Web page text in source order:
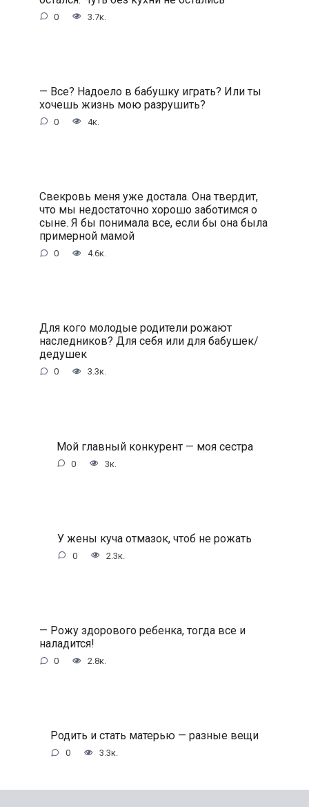
0 3.7к.
— Все? Надоело в бабушку играть? Или ты
хочешь жизнь мою разрушить?
0 4к.
Свекровь меня уже достала. Она твердит,
что мы недостаточно хорошо заботимся о
сыне. Я бы понимала все, если бы она была
примерной мамой
0 4.6к.
Для кого молодые родители рожают
наследников? Для себя или для бабушек/
дедушек
0 3.3к.
Мой главный конкурент — моя сестра
0 3к.
У жены куча отмазок, чтоб не рожать
0 2.3к.
— Рожу здорового ребенка, тогда все и
наладится!
0 2.8к.
Родить и стать матерью — разные вещи
0 3.3к.